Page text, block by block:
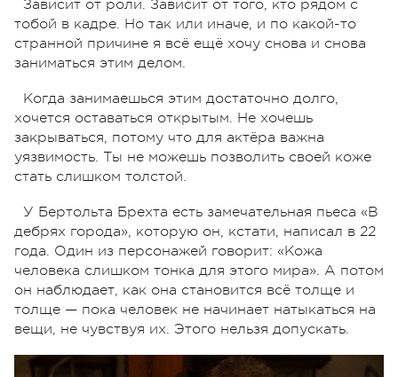
Зависит от роли. Зависит от того, кто рядом с
тобой в кадре. Но так или иначе, и по какой-то
странной причине я всё ещё хочу снова и снова
заниматься этим делом.
Когда занимаешься этим достаточно долго,
хочется оставаться открытым. Не хочешь
закрываться, потому что для актёра важна
уязвимость. Ты не можешь позволить своей коже
стать слишком толстой.
У Бертольта Брехта есть замечательная пьеса «В
дебрях города», которую он, кстати, написал в 22
года. Один из персонажей говорит: «Кожа
человека слишком тонка для этого мира». А потом
он наблюдает, как она становится всё толще и
толще — пока человек не начинает натыкаться на
вещи, не чувствуя их. Этого нельзя допускать.